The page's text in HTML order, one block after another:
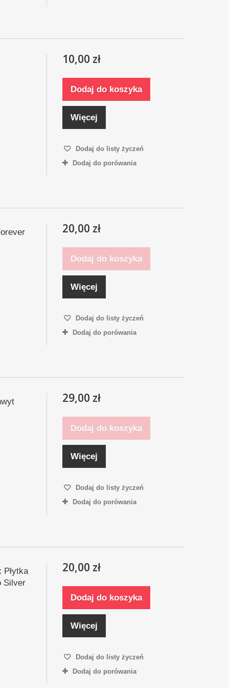
10,00 zł
Dodaj do koszyka
Więcej
Dodaj do listy życzeń
Dodaj do porówania
20,00 zł
Dodaj do koszyka
Więcej
Dodaj do listy życzeń
Dodaj do porówania
29,00 zł
Dodaj do koszyka
Więcej
Dodaj do listy życzeń
Dodaj do porówania
Płytka
Silver
20,00 zł
Dodaj do koszyka
Więcej
Dodaj do listy życzeń
Dodaj do porówania